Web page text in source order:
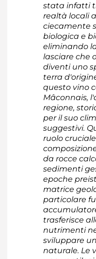
stata infatti
realtà locali
ciecamente
biologica e
eliminando
lasciare che
diventi uno
terra
questo vino
Mâconnais,
regione,
per il suo
suggestivi.
ruolo
da rocce
sedimenti
epoche
matrice
particolare
trasferisce
nutrimenti
sviluppare
naturale. Le